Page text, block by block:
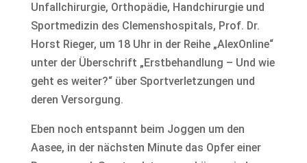
Unfallchirurgie, Orthopädie, Handchirurgie und
Sportmedizin des Clemenshospitals, Prof. Dr.
Horst Rieger, um 18 Uhr in der Reihe „AlexOnline“
unter der Überschrift „Erstbehandlung – Und wie
geht es weiter?“ über Sportverletzungen und
deren Versorgung.
Eben noch entspannt beim Joggen um den
Aasee, in der nächsten Minute das Opfer einer